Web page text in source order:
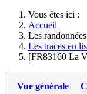
Vous êtes ici :
Accueil
Les randonnées
Les traces en
[FR83160 La
Vue générale